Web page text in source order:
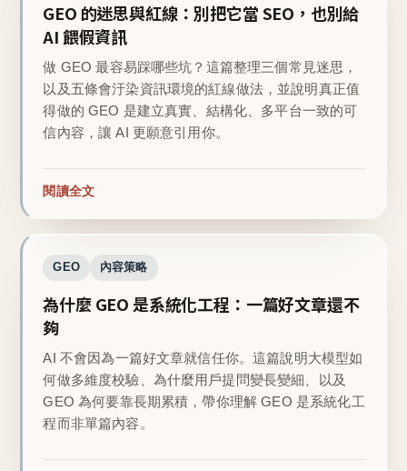
GEO 的迷思與紅線：別把它當 SEO，也別給
AI 餵假資訊
做 GEO 最容易踩哪些坑？這篇整理三個常見迷思，
以及五條會汙染資訊環境的紅線做法，並說明真正值
得做的 GEO 是建立真實、結構化、多平台一致的可
信內容，讓 AI 更願意引用你。
閱讀全文
GEO 內容策略
為什麼 GEO 是系統化工程：一篇好文章還不
夠
AI 不會因為一篇好文章就信任你。這篇說明大模型如
何做多維度校驗、為什麼用戶提問變長變細、以及
GEO 為何要靠長期累積，帶你理解 GEO 是系統化工
程而非單篇內容。